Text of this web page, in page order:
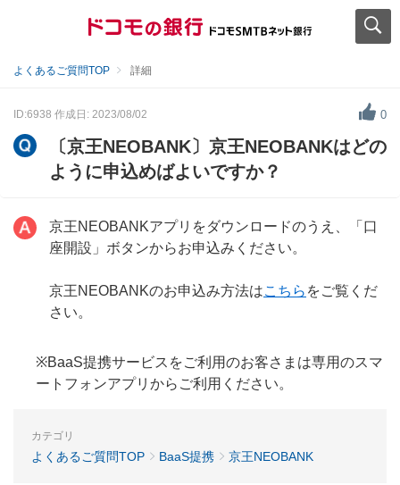
よくあるご質問TOP 詳細
ID:6938 作成日: 2023/08/02 0
〔京王NEOBANK〕京王NEOBANKはどの
ように申込めばよいですか？
京王NEOBANKアプリをダウンロードのうえ、「口
座開設」ボタンからお申込みください。
京王NEOBANKのお申込み方法はこちら をご覧くだ
さい。
※BaaS提携サービスをご利用のお客さまは専用のスマ
ートフォンアプリからご利用ください。
カテゴリ
よくあるご質問TOP BaaS提携 京王NEOBANK